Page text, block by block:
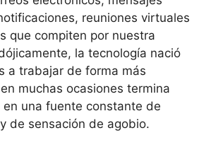
reuniones virtuales
que compiten por nuestra
la tecnología nació
a trabajar de forma más
muchas ocasiones termina
una fuente constante de
de sensación de agobio.